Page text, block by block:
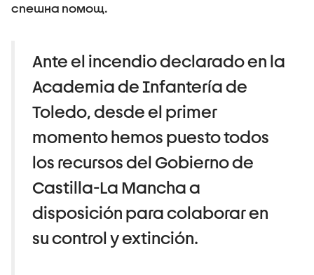
спешна помощ.
Ante el incendio declarado en la
Academia de Infantería de
Toledo, desde el primer
momento hemos puesto todos
los recursos del Gobierno de
Castilla-La Mancha a
disposición para colaborar en
su control y extinción.